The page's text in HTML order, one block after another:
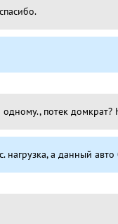
потек
нагрузка, а данный авто